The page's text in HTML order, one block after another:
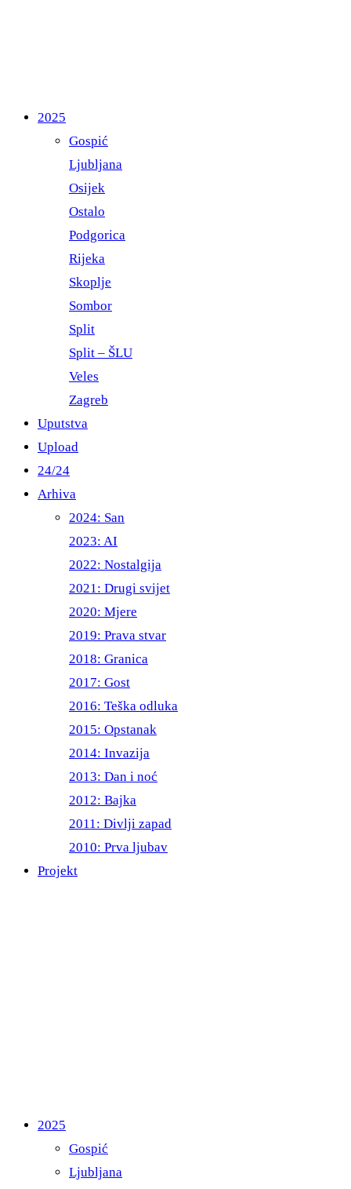
2025
Gospić
Ljubljana
Osijek
Ostalo
Podgorica
Rijeka
Skoplje
Sombor
Split
Split – ŠLU
Veles
Zagreb
Uputstva
Upload
24/24
Arhiva
2024: San
2023: AI
2022: Nostalgija
2021: Drugi svijet
2020: Mjere
2019: Prava stvar
2018: Granica
2017: Gost
2016: Teška odluka
2015: Opstanak
2014: Invazija
2013: Dan i noć
2012: Bajka
2011: Divlji zapad
2010: Prva ljubav
Projekt
2025
Gospić
Ljubljana